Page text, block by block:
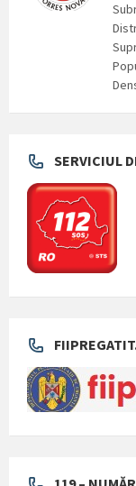
SERVICIUL